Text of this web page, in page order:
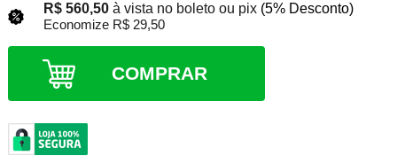
R$ 560,50 à vista no boleto ou pix (5% Desconto)
Economize R$ 29,50
COMPRAR